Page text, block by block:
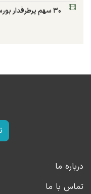
۳۰ سهم پرطرفدار بورس تهران کدامند؟
درباره ما
تماس با ما